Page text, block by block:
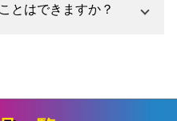
とはできますか？